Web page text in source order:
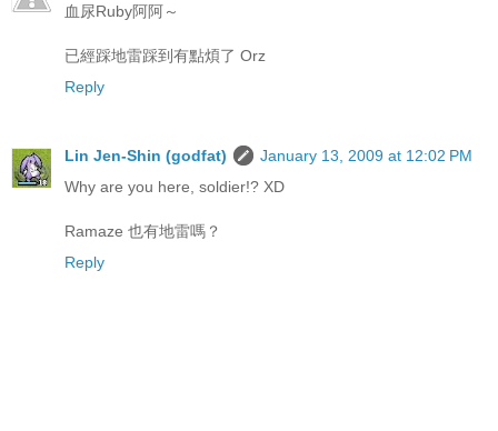
血尿Ruby阿阿～
已經踩地雷踩到有點煩了 Orz
Reply
Lin Jen-Shin (godfat)
January 13, 2009 at 12:02 PM
Why are you here, soldier!? XD
Ramaze 也有地雷嗎？
Reply